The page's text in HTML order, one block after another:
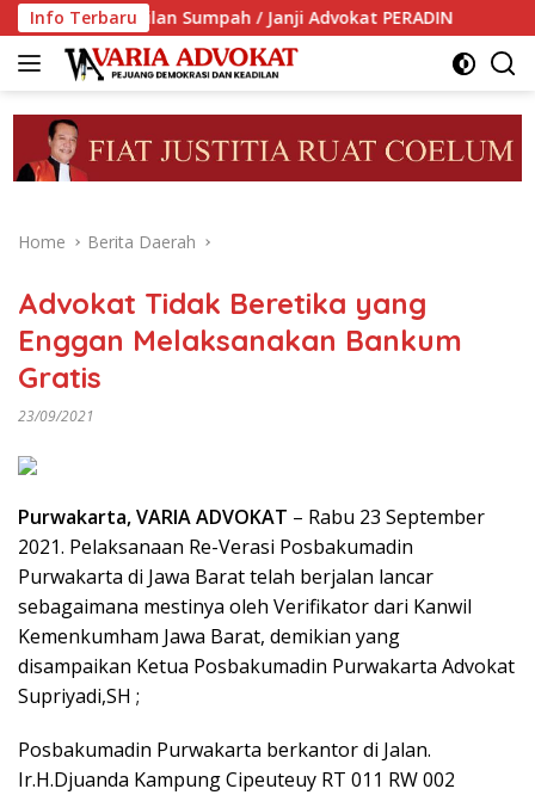
Skip
to
content
Info Terbaru
Sumpah / Janji Advokat PERADIN PERADIN
Home Berita Daerah
Advokat Tidak Beretika yang
Enggan Melaksanakan Bankum
Gratis
23/09/2021
Purwakarta, VARIA ADVOKAT – Rabu 23 September
2021. Pelaksanaan Re-Verasi Posbakumadin
Purwakarta di Jawa Barat telah berjalan lancar
sebagaimana mestinya oleh Verifikator dari Kanwil
Kemenkumham Jawa Barat, demikian yang
disampaikan Ketua Posbakumadin Purwakarta Advokat
Supriyadi,SH ;
Posbakumadin Purwakarta berkantor di Jalan.
Ir.H.Djuanda Kampung Cipeuteuy RT 011 RW 002